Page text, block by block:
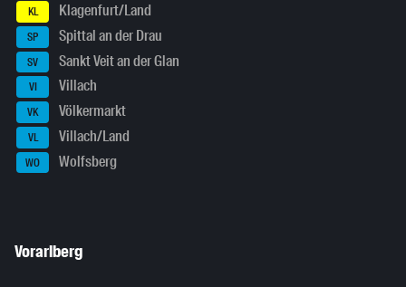
KL Klagenfurt/Land
SP Spittal an der Drau
SV Sankt Veit an der Glan
VI Villach
VK Völkermarkt
VL Villach/Land
WO Wolfsberg
Vorarlberg